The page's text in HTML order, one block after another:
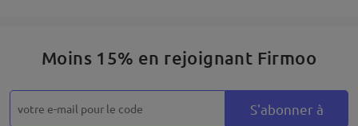
Moins 15% en rejoignant Firmoo
S'abonner à